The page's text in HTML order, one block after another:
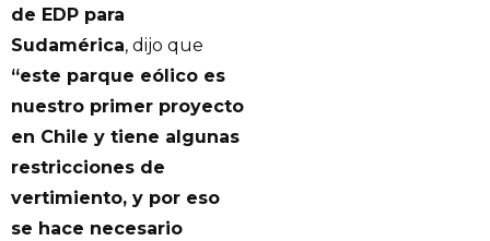
de EDP para
Sudamérica, dijo que
“este parque eólico es
nuestro primer proyecto
en Chile y tiene algunas
restricciones de
vertimiento, y por eso
se hace necesario